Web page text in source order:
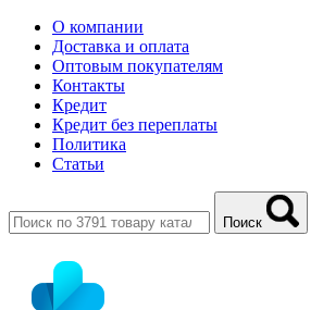
О компании
Доставка и оплата
Оптовым покупателям
Контакты
Кредит
Кредит без переплаты
Политика
Статьи
Поиск